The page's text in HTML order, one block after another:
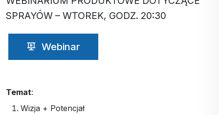
SPRAYÓW – WTOREK, GODZ. 20:30
Webinar
Temat:
Wizja + Potencjał